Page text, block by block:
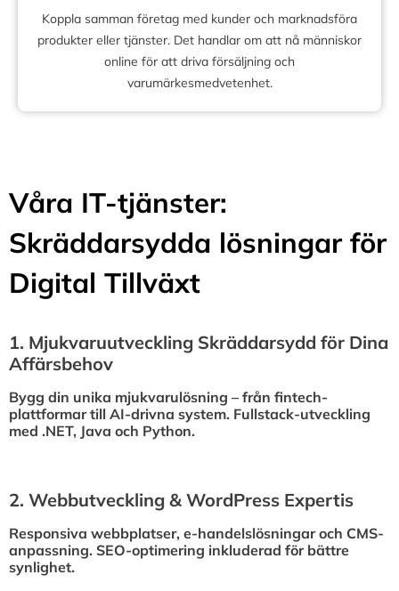
Koppla samman företag med kunder och marknadsföra
produkter eller tjänster. Det handlar om att nå människor
online för att driva försäljning och
varumärkesmedvetenhet.
Våra IT-tjänster:
Skräddarsydda lösningar för
Digital Tillväxt
1.⁠ ⁠Mjukvaruutveckling Skräddarsydd för Dina
Affärsbehov
Bygg din unika mjukvarulösning – från fintech-
plattformar till AI-drivna system. Fullstack-utveckling
med .NET, Java och Python.
2.⁠ ⁠Webbutveckling & WordPress Expertis
Responsiva webbplatser, e-handelslösningar och CMS-
anpassning. SEO-optimering inkluderad för bättre
synlighet.